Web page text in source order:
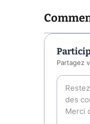
Partagez